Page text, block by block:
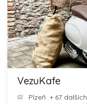
VezuKafe
Plzeň + 67 dalších